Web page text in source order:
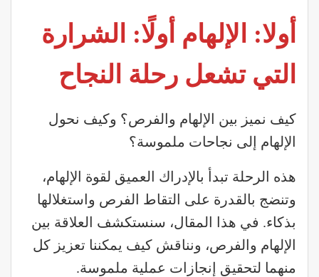
أولا: الإلهام أولًا: الشرارة
التي تشعل رحلة النجاح
كيف نميز بين الإلهام والفرص؟ وكيف نحول
الإلهام إلى نجاحات ملموسة؟
هذه الرحلة تبدأ بالإدراك العميق لقوة الإلهام،
وتنضج بالقدرة على التقاط الفرص واستغلالها
بذكاء. في هذا المقال، سنستكشف العلاقة بين
الإلهام والفرص، ونناقش كيف يمكننا تعزيز كل
منهما لتحقيق إنجازات عملية ملموسة.